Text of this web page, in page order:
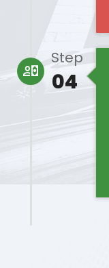
Step
04